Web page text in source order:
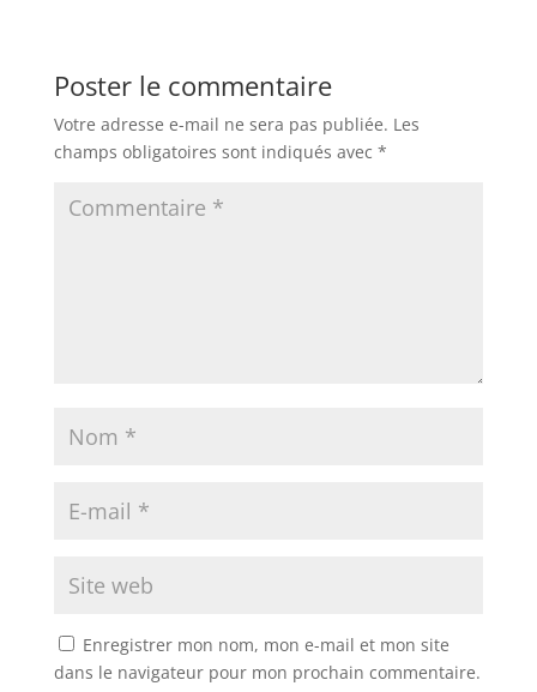
Poster le commentaire
Votre adresse e-mail ne sera pas publiée. Les
champs obligatoires sont indiqués avec *
Enregistrer mon nom, mon e-mail et mon site
dans le navigateur pour mon prochain commentaire.